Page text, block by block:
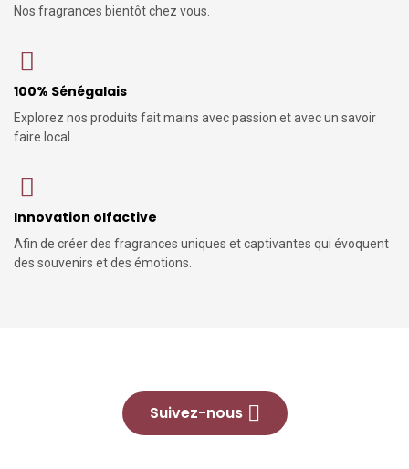
Nos fragrances bientôt chez vous.
100% Sénégalais
Explorez nos produits fait mains avec passion et avec un savoir
faire local.
Innovation olfactive
Afin de créer des fragrances uniques et captivantes qui évoquent
des souvenirs et des émotions.
Suivez-nous